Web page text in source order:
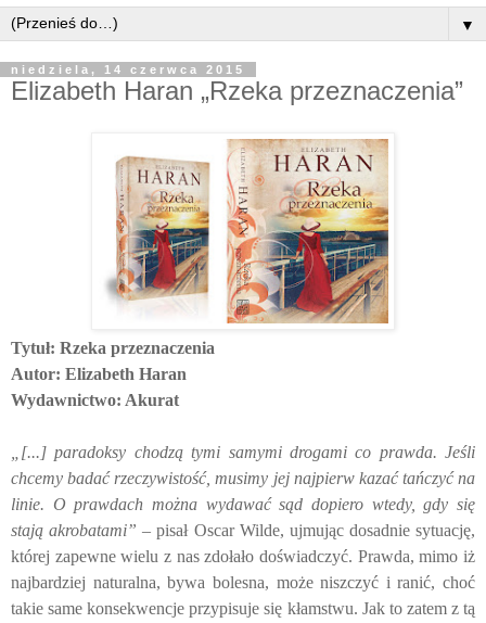
▼
niedziela, 14 czerwca 2015
Elizabeth Haran „Rzeka przeznaczenia”
Tytuł: Rzeka przeznaczenia
Autor: Elizabeth Haran
Wydawnictwo: Akurat
„[...] paradoksy chodzą tymi samymi drogami co prawda. Jeśli
chcemy badać rzeczywistość, musimy jej najpierw kazać tańczyć na
linie. O prawdach można wydawać sąd dopiero wtedy, gdy się
stają akrobatami” – pisał Oscar Wilde, ujmując dosadnie sytuację,
której zapewne wielu z nas zdołało doświadczyć. Prawda, mimo iż
najbardziej naturalna, bywa bolesna, może niszczyć i ranić, choć
takie same konsekwencje przypisuje się kłamstwu. Jak to zatem z tą